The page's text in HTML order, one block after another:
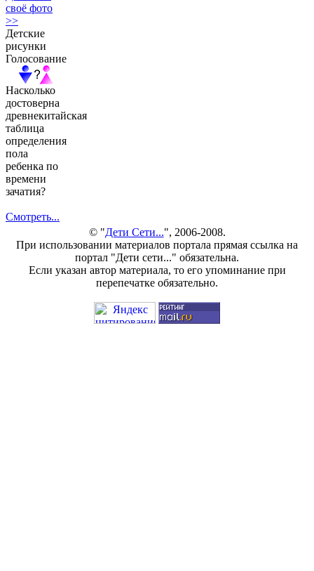
своё фото
>>
Детские
рисунки
Голосование
Насколько
достоверна
древнекитайская
таблица
определения
пола
ребенка по
времени
зачатия?
Смотреть...
© "Дети Сети...", 2006-2008.
При использовании материалов портала прямая ссылка на
портал "Дети сети..." обязательна.
Если указан автор материала, то его упоминание при
перепечатке обязательно.